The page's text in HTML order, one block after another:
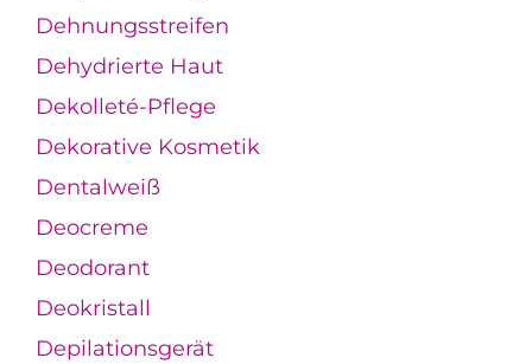
Dehnungsstreifen
Dehydrierte Haut
Dekolleté-Pflege
Dekorative Kosmetik
Dentalweiß
Deocreme
Deodorant
Deokristall
Depilationsgerät